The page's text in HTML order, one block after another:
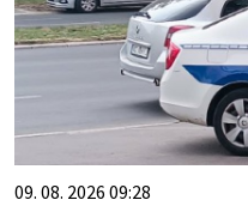
09. 08. 2026 09:28